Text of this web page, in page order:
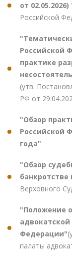
от 02.05.2026)
Российской
Российской
практике
(утв.
РФ от
"Обзор
Российской
года"
"Обзор
Верховного
"Положение
Федерации"
палаты